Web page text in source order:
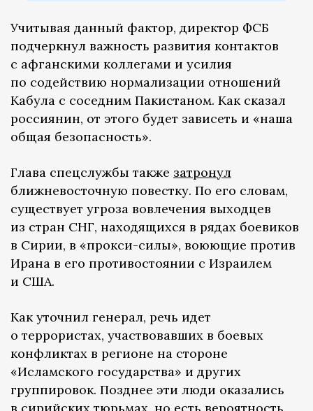
Учитывая данный фактор, директор ФСБ
подчеркнул важность развития контактов
с афганскими коллегами и усилия
по содействию нормализации отношений
Кабула с соседним Пакистаном. Как сказал
россиянин, от этого будет зависеть и «наша
общая безопасность».
Глава спецслужбы также затронул
ближневосточную повестку. По его словам,
существует угроза вовлечения выходцев
из стран СНГ, находящихся в рядах боевиков
в Сирии, в «прокси-силы», воюющие против
Ирана в его противостоянии с Израилем
и США.
Как уточнил генерал, речь идет
о террористах, участвовавших в боевых
конфликтах в регионе на стороне
«Исламского государства» и других
группировок. Позднее эти люди оказались